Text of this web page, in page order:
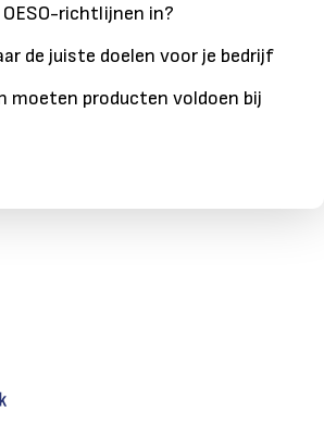
richtlijnen in?
de juiste doelen voor je bedrijf
moeten producten voldoen bij